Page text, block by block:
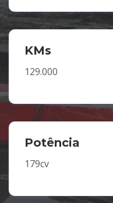
KMs
129.000
Potência
179cv